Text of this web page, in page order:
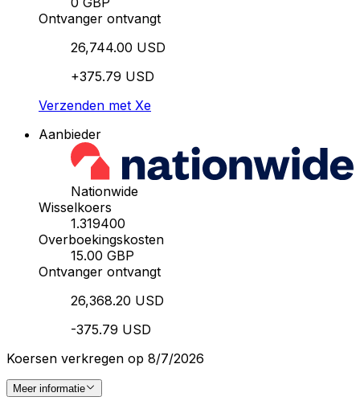
Ontvanger ontvangt
26,744.00 USD
+375.79 USD
Verzenden met Xe
Aanbieder
Nationwide
Wisselkoers
1.319400
Overboekingskosten
15.00 GBP
Ontvanger ontvangt
26,368.20 USD
-375.79 USD
Koersen verkregen op 8/7/2026
Meer informatie